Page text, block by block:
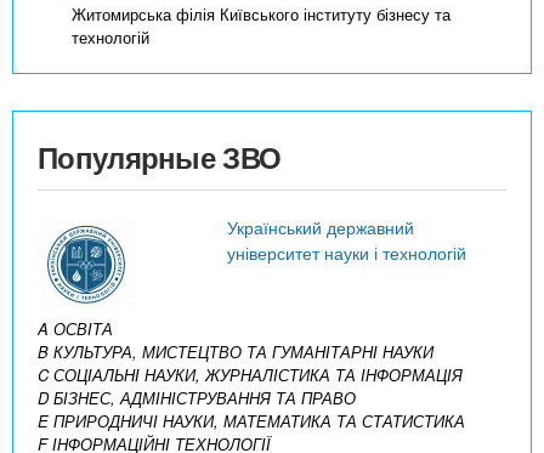
Житомирська філія Київського інституту бізнесу та
технологій
Популярные ЗВО
Український державний
університет науки і технологій
A ОСВІТА
B КУЛЬТУРА, МИСТЕЦТВО ТА ГУМАНІТАРНІ НАУКИ
C СОЦІАЛЬНІ НАУКИ, ЖУРНАЛІСТИКА ТА ІНФОРМАЦІЯ
D БІЗНЕС, АДМІНІСТРУВАННЯ ТА ПРАВО
E ПРИРОДНИЧІ НАУКИ, МАТЕМАТИКА ТА СТАТИСТИКА
F ІНФОРМАЦІЙНІ ТЕХНОЛОГІЇ